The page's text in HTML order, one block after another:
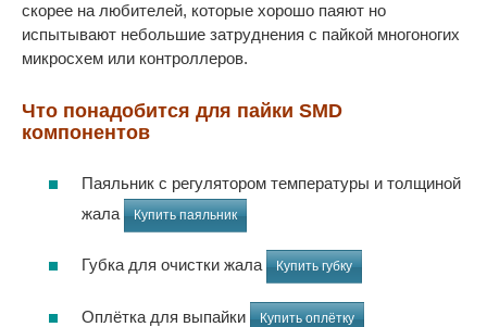
скорее на любителей, которые хорошо паяют но
испытывают небольшие затруднения с пайкой многоногих
микросхем или контроллеров.
Что понадобится для пайки SMD
компонентов
Паяльник с регулятором температуры и толщиной
жала
Купить паяльник
Губка для очистки жала Купить губку
Оплётка для выпайки Купить оплётку